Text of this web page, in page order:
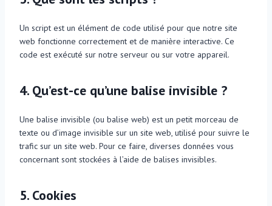
Un script est un élément de code utilisé pour que notre site
web fonctionne correctement et de manière interactive. Ce
code est exécuté sur notre serveur ou sur votre appareil.
4. Qu’est-ce qu’une balise invisible ?
Une balise invisible (ou balise web) est un petit morceau de
texte ou d’image invisible sur un site web, utilisé pour suivre le
trafic sur un site web. Pour ce faire, diverses données vous
concernant sont stockées à l’aide de balises invisibles.
5. Cookies